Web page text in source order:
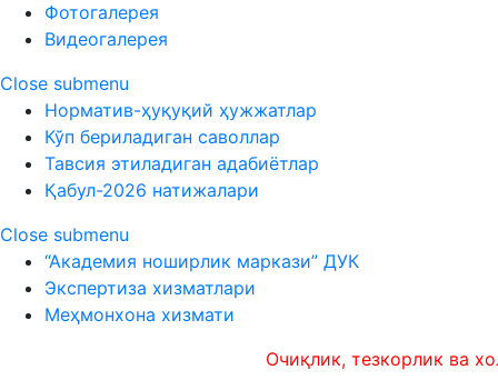
Фотогалерея
Видеогалерея
Close submenu
Норматив-ҳуқуқий ҳужжатлар
Кўп бериладиган саволлар
Тавсия этиладиган адабиётлар
Қабул-2026 натижалари
Close submenu
“Академия ноширлик маркази” ДУК
Экспертиза хизматлари
Меҳмонхона хизмати
Очиқлик, тезкорлик ва